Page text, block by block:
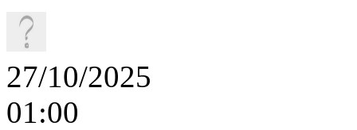
27/10/2025
01:00